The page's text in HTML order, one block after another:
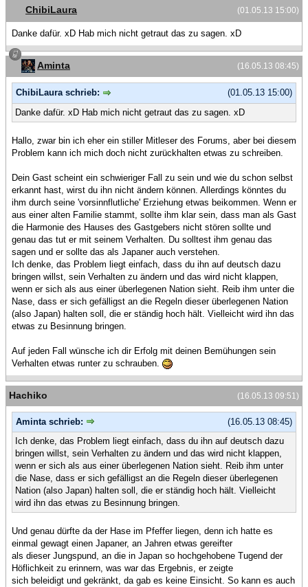
(01.05.13 15:00)
ChibiLaura
Danke dafür. xD Hab mich nicht getraut das zu sagen. xD
(16.05.13 08:45)
Aminta
(01.05.13 15:00)
ChibiLaura schrieb:
Danke dafür. xD Hab mich nicht getraut das zu sagen. xD
Hallo, zwar bin ich eher ein stiller Mitleser des Forums, aber bei diesem
Problem kann ich mich doch nicht zurückhalten etwas zu schreiben.
Dein Gast scheint ein schwieriger Fall zu sein und wie du schon selbst
erkannt hast, wirst du ihn nicht ändern können. Allerdings könntes du
ihm durch seine 'vorsinnflutliche' Erziehung etwas beikommen. Wenn er
aus einer alten Familie stammt, sollte ihm klar sein, dass man als Gast
die Harmonie des Hauses des Gastgebers nicht stören sollte und
genau das tut er mit seinem Verhalten. Du solltest ihm genau das
sagen und er sollte das als Japaner auch verstehen.
Ich denke, das Problem liegt einfach, dass du ihn auf deutsch dazu
bringen willst, sein Verhalten zu ändern und das wird nicht klappen,
wenn er sich als aus einer überlegenen Nation sieht. Reib ihm unter die
Nase, dass er sich gefälligst an die Regeln dieser überlegenen Nation
(also Japan) halten soll, die er ständig hoch hält. Vielleicht wird ihn das
etwas zu Besinnung bringen.
Auf jeden Fall wünsche ich dir Erfolg mit deinen Bemühungen sein
Verhalten etwas runter zu schrauben.
(16.05.13 09:51)
Hachiko
(16.05.13 08:45)
Aminta schrieb:
Ich denke, das Problem liegt einfach, dass du ihn auf deutsch dazu
bringen willst, sein Verhalten zu ändern und das wird nicht klappen,
wenn er sich als aus einer überlegenen Nation sieht. Reib ihm unter
die Nase, dass er sich gefälligst an die Regeln dieser überlegenen
Nation (also Japan) halten soll, die er ständig hoch hält. Vielleicht
wird ihn das etwas zu Besinnung bringen.
Und genau dürfte da der Hase im Pfeffer liegen, denn ich hatte es
einmal gewagt einen Japaner, an Jahren etwas gereifter
als dieser Jungspund, an die in Japan so hochgehobene Tugend der
Höflichkeit zu erinnern, was war das Ergebnis, er zeigte
sich beleidigt und gekränkt, da gab es keine Einsicht. So kann es auch